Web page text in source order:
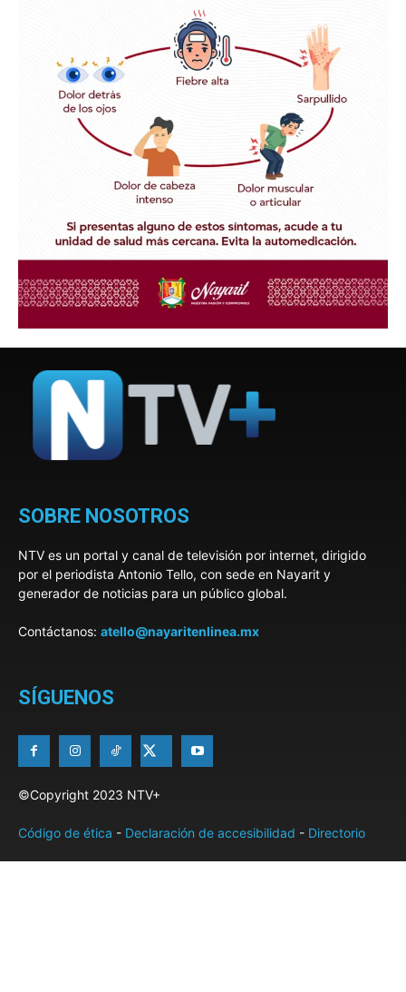
SOBRE NOSOTROS
NTV es un portal y canal de televisión por internet, dirigido
por el periodista Antonio Tello, con sede en Nayarit y
generador de noticias para un público global.
Contáctanos: atello@nayaritenlinea.mx
SÍGUENOS
©Copyright 2023 NTV+
Código de ética - Declaración de accesibilidad - Directorio